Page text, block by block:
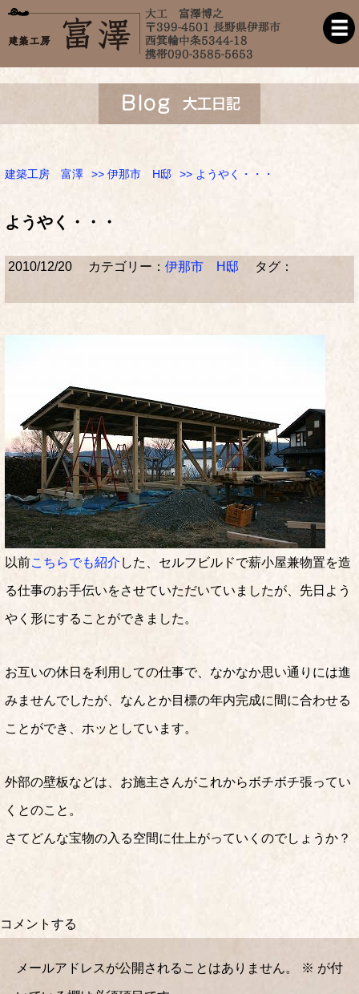
建築工房 富澤 >> 伊那市 H邸 >> ようやく・・・
ようやく・・・
2010/12/20 カテゴリー： 伊那市 H邸 タグ：
以前こちらでも紹介 した、セルフビルドで薪小屋兼物置を造
る仕事のお手伝いをさせていただいていましたが、先日よう
やく形にすることができました。
お互いの休日を利用しての仕事で、なかなか思い通りには進
みませんでしたが、なんとか目標の年内完成に間に合わせる
ことができ、ホッとしています。
外部の壁板などは、お施主さんがこれからボチボチ張ってい
くとのこと。
さてどんな宝物の入る空間に仕上がっていくのでしょうか？
コメントする
メールアドレスが公開されることはありません。 ※ が付